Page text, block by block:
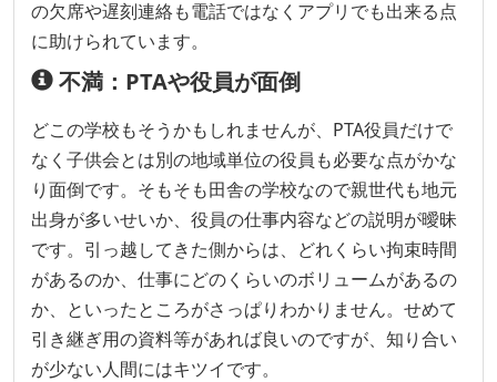
の欠席や遅刻連絡も電話ではなくアプリでも出来る点
に助けられています。
不満：PTAや役員が面倒
どこの学校もそうかもしれませんが、PTA役員だけで
なく子供会とは別の地域単位の役員も必要な点がかな
り面倒です。そもそも田舎の学校なので親世代も地元
出身が多いせいか、役員の仕事内容などの説明が曖昧
です。引っ越してきた側からは、どれくらい拘束時間
があるのか、仕事にどのくらいのボリュームがあるの
か、といったところがさっぱりわかりません。せめて
引き継ぎ用の資料等があれば良いのですが、知り合い
が少ない人間にはキツイです。